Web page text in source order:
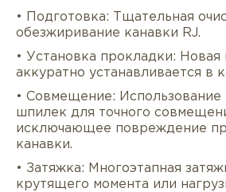
• Подготовка: Тщательная
обезжиривание канавки RJ.
• Установка прокладки: Новая
аккуратно устанавливается в
• Совмещение:
шпилек для точного
исключающее повреждение
канавки.
• Затяжка: Многоэтапная
крутящего момента или